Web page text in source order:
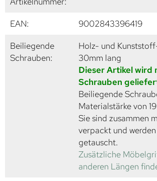
EAN:
9002843396419
Beiliegende
Schrauben:
Holz- und
30mm lang
Dieser Artikel wird
Schrauben
Beiliegende
Materialstärke von
Sie sind zusammen
verpackt und
getauscht.
Zusätzliche
anderen Längen